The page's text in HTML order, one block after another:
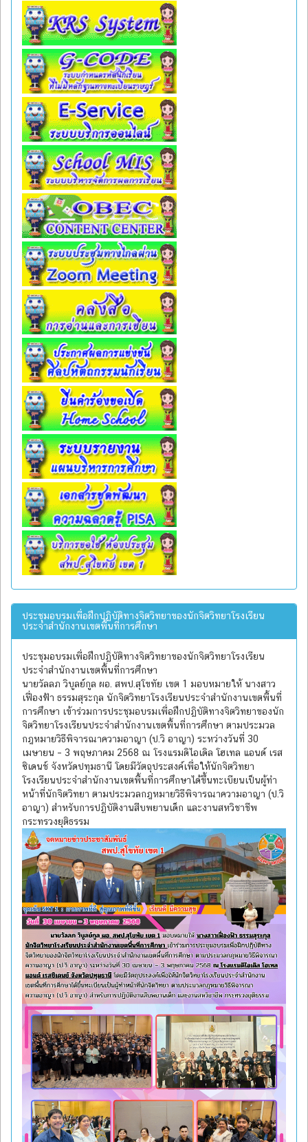
ประชุมอบรมเพื่อฝึกปฏิบัติทางจิตวิทยาของนักจิตวิทยาโรงเรียน
ประจำสำนักงานเขตพื้นที่การศึกษา
ประชุมอบรมเพื่อฝึกปฏิบัติทางจิตวิทยาของนักจิตวิทยาโรงเรียน
ประจำสำนักงานเขตพื้นที่การศึกษา
นายวัลลภ วิบูลย์กูล ผอ. สพป.สุโขทัย เขต 1 มอบหมายให้ นางสาว
เฟื่องฟ้า ธรรมสุระกุล นักจิตวิทยาโรงเรียนประจำสำนักงานเขตพื้นที่
การศึกษา เข้าร่วมการประชุมอบรมเพื่อฝึกปฏิบัติทางจิตวิทยาของนัก
จิตวิทยาโรงเรียนประจำสำนักงานเขตพื้นที่การศึกษา ตามประมวล
กฎหมายวิธีพิจารณาความอาญา (ป.วิ อาญา) ระหว่างวันที่ 30
เมษายน – 3 พฤษภาคม 2568 ณ โรงแรมดิไอเดิล โฮเทล แอนด์ เรส
ซิเดนช์ จังหวัดปทุมธานี โดยมีวัตถุประสงค์เพื่อให้นักจิตวิทยา
โรงเรียนประจำสำนักงานเขตพื้นที่การศึกษาได้ขึ้นทะเบียนเป็นผู้ทำ
หน้าที่นักจิตวิทยา ตามประมวลกฎหมายวิธีพิจารณาความอาญา (ป.วิ
อาญา) สำหรับการปฏิบัติงานสืบพยานเด็ก และงานสหวิชาชีพ
กระทรวงยุติธรรม